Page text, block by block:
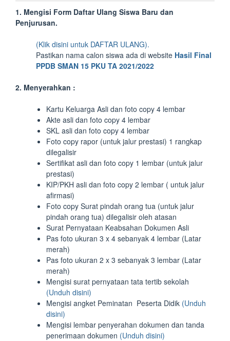
1. Mengisi Form Daftar Ulang Siswa Baru dan
Penjurusan.
(Klik disini untuk DAFTAR ULANG).
Pastikan nama calon siswa ada di website Hasil Final
PPDB SMAN 15 PKU TA 2021/2022
2. Menyerahkan :
Kartu Keluarga Asli dan foto copy 4 lembar
Akte asli dan foto copy 4 lembar
SKL asli dan foto copy 4 lembar
Foto copy rapor (untuk jalur prestasi) 1 rangkap
dilegalisir
Sertifikat asli dan foto copy 1 lembar (untuk jalur
prestasi)
KIP/PKH asli dan foto copy 2 lembar ( untuk jalur
afirmasi)
Foto copy Surat pindah orang tua (untuk jalur
pindah orang tua) dilegalisir oleh atasan
Surat Pernyataan Keabsahan Dokumen Asli
Pas foto ukuran 3 x 4 sebanyak 4 lembar (Latar
merah)
Pas foto ukuran 2 x 3 sebanyak 3 lembar (Latar
merah)
Mengisi surat pernyataan tata tertib sekolah
(Unduh disini)
Mengisi angket Peminatan Peserta Didik (Unduh
disini)
Mengisi lembar penyerahan dokumen dan tanda
penerimaan dokumen (Unduh disini)